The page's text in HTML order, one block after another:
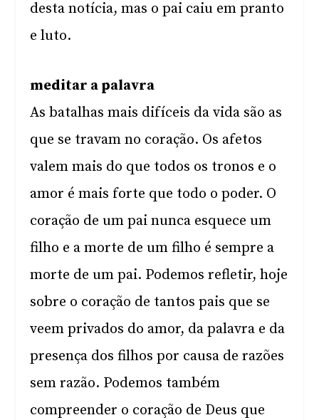
desta notícia, mas o pai caiu em pranto
e luto.
meditar a palavra
As batalhas mais difíceis da vida são as
que se travam no coração. Os afetos
valem mais do que todos os tronos e o
amor é mais forte que todo o poder. O
coração de um pai nunca esquece um
filho e a morte de um filho é sempre a
morte de um pai. Podemos refletir, hoje
sobre o coração de tantos pais que se
veem privados do amor, da palavra e da
presença dos filhos por causa de razões
sem razão. Podemos também
compreender o coração de Deus que